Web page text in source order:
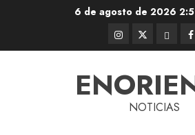
6 de agosto de 2026
Instagram
@EnOriente
Twitter
(X)
NOTICIAS